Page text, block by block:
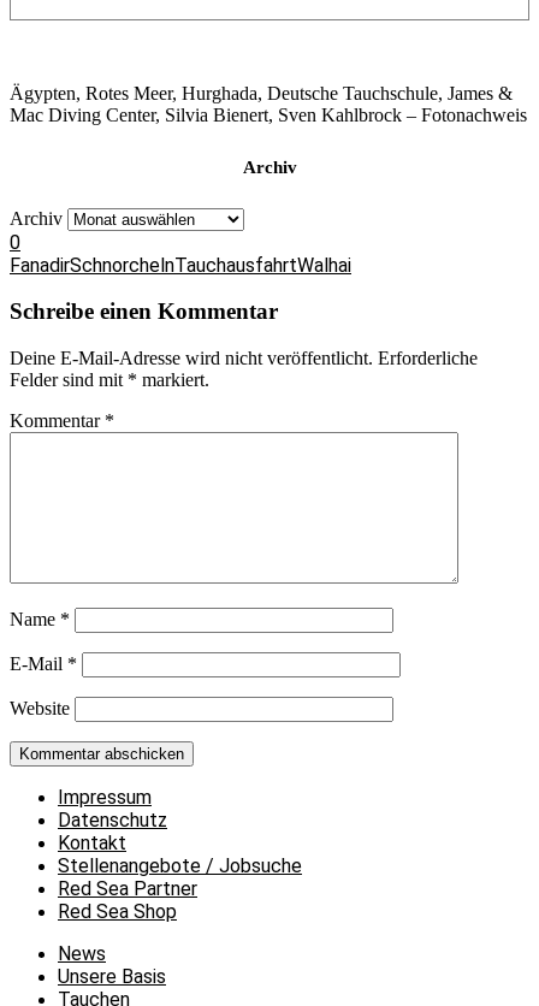
Ägypten, Rotes Meer, Hurghada, Deutsche Tauchschule, James &
Mac Diving Center, Silvia Bienert, Sven Kahlbrock – Fotonachweis
Archiv
Archiv
0
FanadirSchnorchelnTauchausfahrtWalhai
Schreibe einen Kommentar
Deine E-Mail-Adresse wird nicht veröffentlicht. Erforderliche
Felder sind mit * markiert.
Kommentar *
Name *
E-Mail *
Website
Impressum
Datenschutz
Kontakt
Stellenangebote / Jobsuche
Red Sea Partner
Red Sea Shop
News
Unsere Basis
Tauchen